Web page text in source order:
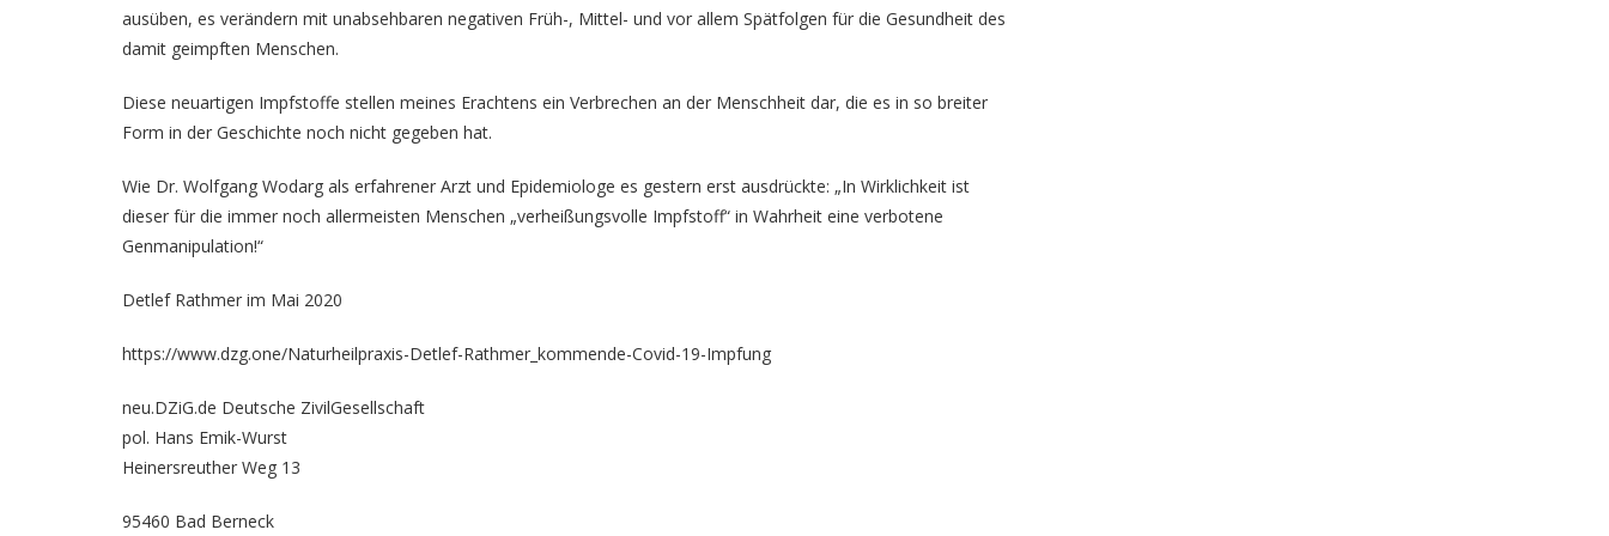
ausüben, es verändern mit unabsehbaren negativen Früh-, Mittel- und vor allem Spätfolgen für die Gesundheit des
damit geimpften Menschen.
Diese neuartigen Impfstoffe stellen meines Erachtens ein Verbrechen an der Menschheit dar, die es in so breiter
Form in der Geschichte noch nicht gegeben hat.
Wie Dr. Wolfgang Wodarg als erfahrener Arzt und Epidemiologe es gestern erst ausdrückte: „In Wirklichkeit ist
dieser für die immer noch allermeisten Menschen „verheißungsvolle Impfstoff“ in Wahrheit eine verbotene
Genmanipulation!“
Detlef Rathmer im Mai 2020
https://www.dzg.one/Naturheilpraxis-Detlef-Rathmer_kommende-Covid-19-Impfung
neu.DZiG.de Deutsche ZivilGesellschaft
pol. Hans Emik-Wurst
Heinersreuther Weg 13
95460 Bad Berneck